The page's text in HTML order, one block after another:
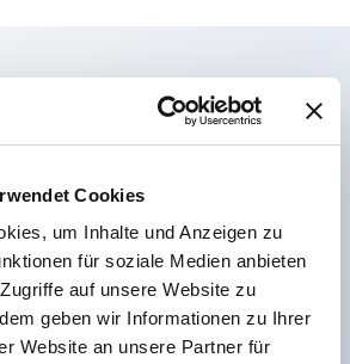
Cookies
um Inhalte und Anzeigen zu
für soziale Medien anbieten
auf unsere Website zu
geben wir Informationen zu Ihrer
Website an unsere Partner für
wird ab Januar 2026
aus dem neuen
HW-U-Kontaktblöcken, die eine
Schraubklemmen und